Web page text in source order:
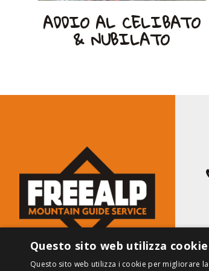
ADDIO AL CELIBATO
& NUBILATO
Questo sito web utilizza cookie
Questo sito web utilizza i cookie per migliorare